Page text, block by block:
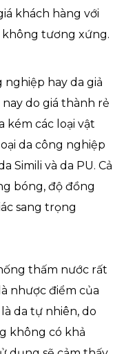
khách hàng với
tương xứng.
hay da giả
do giá thành rẻ
kém các loại vật
da công nghiệp
Simili và da PU. Cả
bóng, độ đồng
sang trọng
thấm nước rất
nhược điểm của
da tự nhiên, do
không có khả